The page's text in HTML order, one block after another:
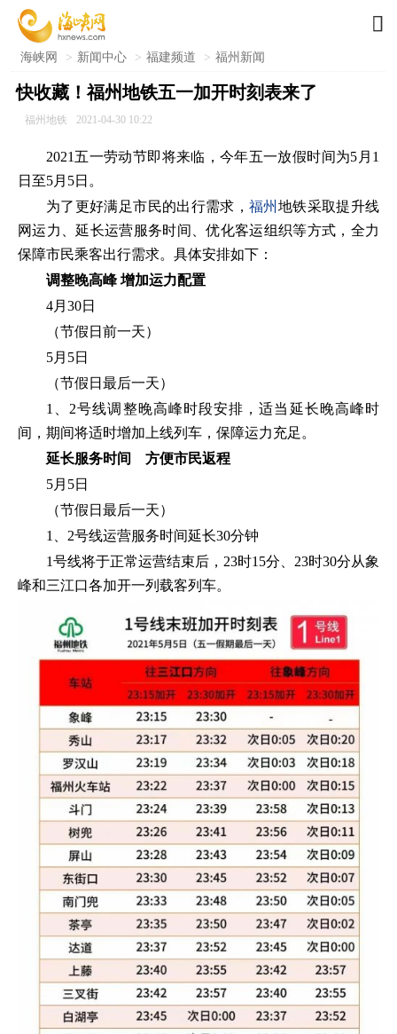

海峡网 > 新闻中心 > 福建频道 > 福州新闻
快收藏！福州地铁五一加开时刻表来了
福州地铁 2021-04-30 10:22
2021五一劳动节即将来临，今年五一放假时间为5月1
日至5月5日。
为了更好满足市民的出行需求，福州 地铁采取提升线
网运力、延长运营服务时间、优化客运组织等方式，全力
保障市民乘客出行需求。具体安排如下：
调整晚高峰 增加运力配置
4月30日
（节假日前一天）
5月5日
（节假日最后一天）
1、2号线调整晚高峰时段安排，适当延长晚高峰时
间，期间将适时增加上线列车，保障运力充足。
延长服务时间 方便市民返程
5月5日
（节假日最后一天）
1、2号线运营服务时间延长30分钟
1号线将于正常运营结束后，23时15分、23时30分从象
峰和三江口各加开一列载客列车。